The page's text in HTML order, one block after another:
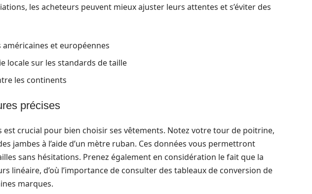
les acheteurs peuvent mieux ajuster leurs attentes et s’éviter des
et européennes
locale sur les standards de taille
les continents
précises
est crucial pour bien choisir ses vêtements. Notez votre tour de poitrine,
jambes à l’aide d’un mètre ruban. Ces données vous permettront
sans hésitations. Prenez également en considération le fait que la
linéaire, d’où l’importance de consulter des tableaux de conversion de
marques.